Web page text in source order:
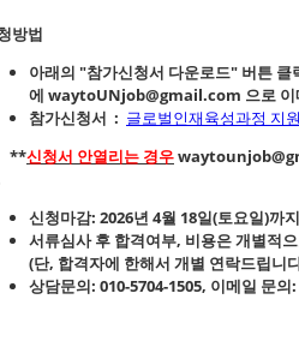
방법
아래의 "참가신청서 다운로드" 버튼 클
에 waytoUNjob@gmail.com 으로
참가신청서 : 글로벌인재육성과정 지
신청서 안열리는 경우
신청마감: 2026년 4월 18일(토요일)까
서류심사후 합격여부, 비용은 개별적
(단, 합격자에 한해서 개별 연락드립니
상담문의: 010-5704-1505, 이메일 문의: